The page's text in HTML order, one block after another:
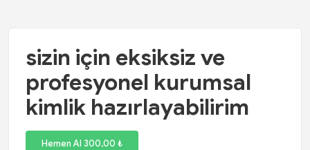
sizin için eksiksiz ve
profesyonel kurumsal
kimlik hazırlayabilirim
Hemen Al 300,00 ₺